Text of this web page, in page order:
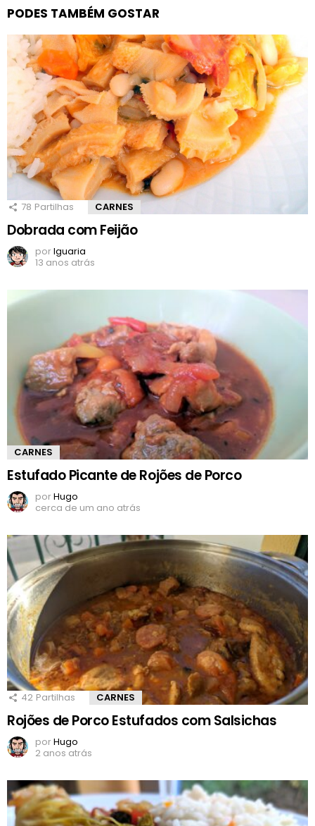
PODES TAMBÉM GOSTAR
78 Partilhas CARNES
Dobrada com Feijão
porIguaria
13 anos atrás
CARNES
Estufado Picante de Rojões de Porco
porHugo
cerca de um ano atrás
42 Partilhas CARNES
Rojões de Porco Estufados com Salsichas
porHugo
2 anos atrás